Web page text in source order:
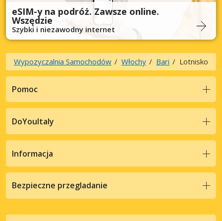
eSIM-y na podróż. Zawsze online.
Wszędzie
Szybki i niezawodny internet
Wypozyczalnia Samochodów Włochy Bari Lotnisko
Pomoc
DoYouItaly
Informacja
Bezpieczne przegladanie